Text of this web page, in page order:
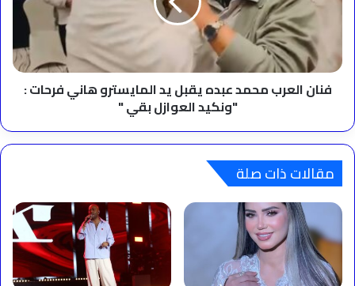
يقبل
المايسترو
هاني
فرحات
بقي
فنان العرب محمد عبده يقبل يد المايسترو هاني فرحات :
"ونكيد العوازل بقي "
مقالات ذات صلة